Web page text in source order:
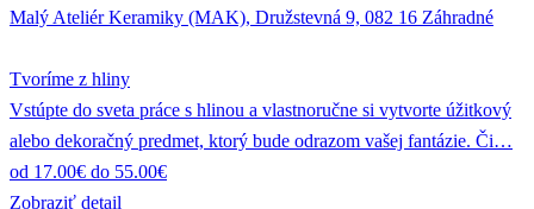
Malý Ateliér Keramiky (MAK), Družstevná 9, 082 16 Záhradné
Tvoríme z hliny
Vstúpte do sveta práce s hlinou a vlastnoručne si vytvorte úžitkový
alebo dekoračný predmet, ktorý bude odrazom vašej fantázie. Či…
od 17.00€ do 55.00€
Zobraziť detail